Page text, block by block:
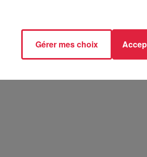
parcours de William Laîné
Gérer mes choix